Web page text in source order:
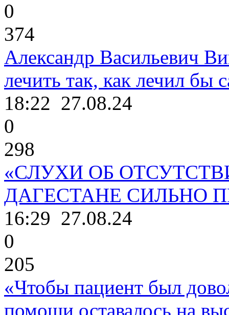
0
374
Александр Васильевич
лечить так, как лечил бы
18:22 27.08.24
0
298
«СЛУХИ ОБ
ДАГЕСТАНЕ СИЛЬНО
16:29 27.08.24
0
205
«Чтобы пациент был
помощи оставалось на